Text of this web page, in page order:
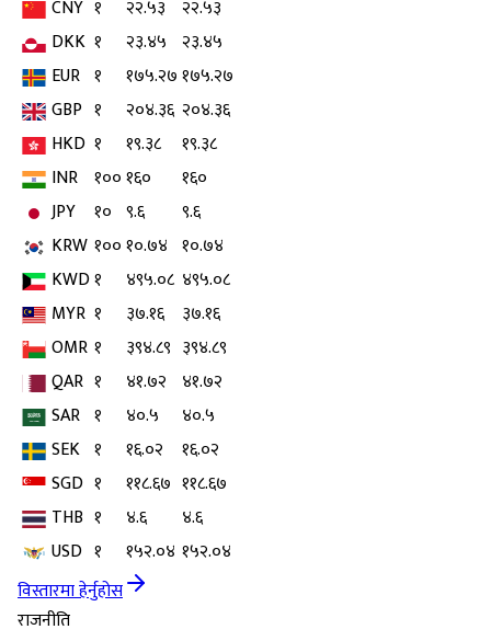
CNY १ २२.५३
२२.५३
DKK १ २३.४५ २३.४५
EUR १ १७५.२७१७५.२७
GBP १ २०४.३६ २०४.३६
HKD १ १९.३८
१९.३८
INR १००१६०
१६०
JPY
१० ९.६
९.६
KRW १००१०.७४ १०.७४
KWD१ ४९५.०८ ४९५.०८
MYR १ ३७.१६
३७.१६
OMR १ ३९४.८९ ३९४.८९
QAR १ ४१.७२ ४१.७२
SAR १ ४०.५
४०.५
SEK १ १६.०२
१६.०२
SGD १ ११८.६७ ११८.६७
THB १ ४.६
४.६
USD १ १५२.०४ १५२.०४
विस्तारमा हेर्नुहोस
राजनीति